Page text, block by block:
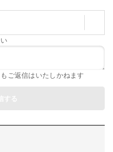
ご返信はいたしかねます